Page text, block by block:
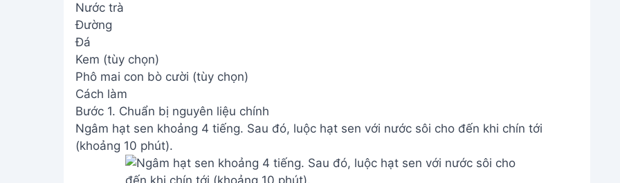
Nước trà
Đường
Đá
Kem (tùy chọn)
Phô mai con bò cười (tùy chọn)
Cách làm
Bước 1. Chuẩn bị nguyên liệu chính
Ngâm hạt sen khoảng 4 tiếng. Sau đó, luộc hạt sen với nước sôi cho đến khi chín tới
(khoảng 10 phút).